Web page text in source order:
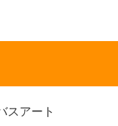
スアート